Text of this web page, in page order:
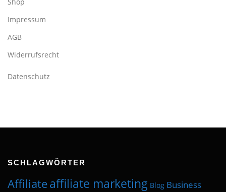
Impressum
AGB
Widerrufsrecht
Datenschutz
SCHLAGWÖRTER
Affiliateaffiliate marketing Blog Business